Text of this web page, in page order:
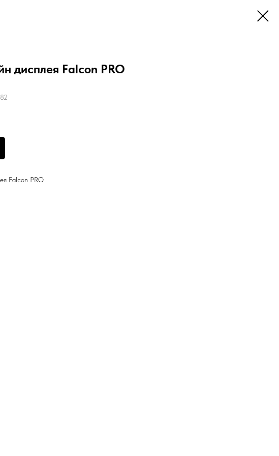
дисплея Falcon PRO
Falcon PRO